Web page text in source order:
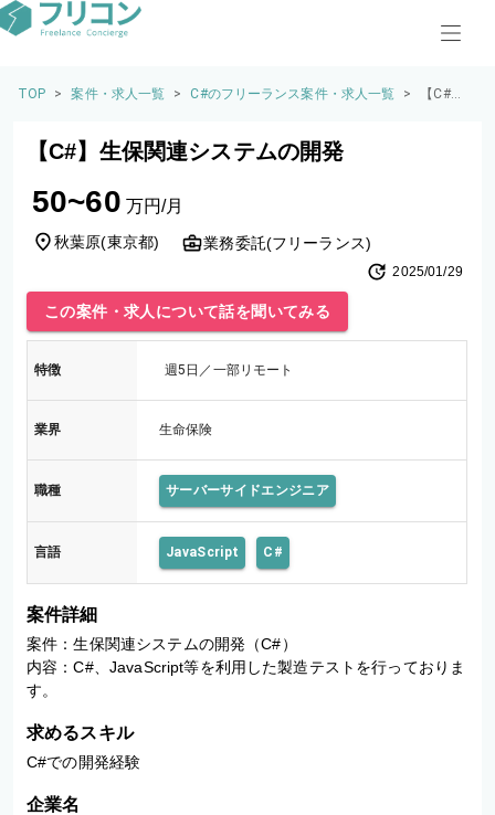
TOP > 案件・求人一覧 > C#のフリーランス案件・求人一覧 >
【C#】
【C#】生保関連システムの開発
50~60 万円/月
秋葉原(東京都) 業務委託(フリーランス)
2025/01/29
この案件・求人について話を聞いてみる
特徴 週5日／一部リモート
業界 生命保険
職種 サーバーサイドエンジニア
言語 JavaScript C#
案件詳細
案件：生保関連システムの開発（C#）
内容：C#、JavaScript等を利用した製造テストを行っておりま
す。
求めるスキル
C#での開発経験
企業名